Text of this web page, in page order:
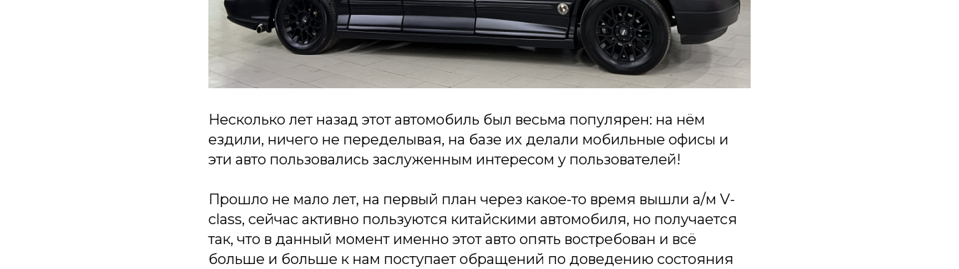
Несколько лет назад этот автомобиль был весьма популярен: на нём
ездили, ничего не переделывая, на базе их делали мобильные офисы и
эти авто пользовались заслуженным интересом у пользователей!
Прошло не мало лет, на первый план через какое-то время вышли а/м V-
class, сейчас активно пользуются китайскими автомобиля, но получается
так, что в данный момент именно этот авто опять востребован и всё
больше и больше к нам поступает обращений по доведению состояния